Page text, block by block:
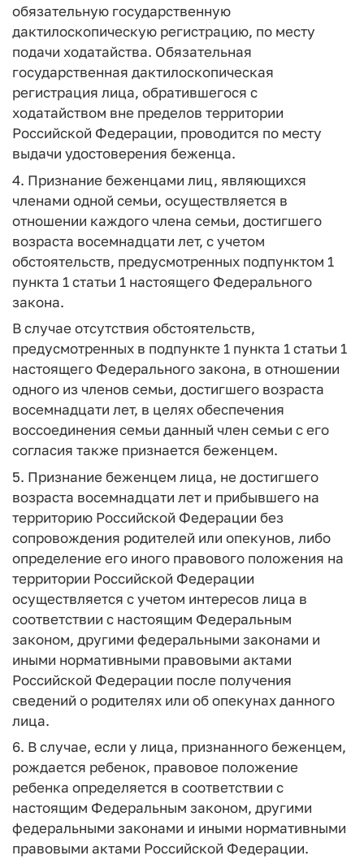
обязательную государственную
дактилоскопическую регистрацию, по месту
подачи ходатайства. Обязательная
государственная дактилоскопическая
регистрация лица, обратившегося с
ходатайством вне пределов территории
Российской Федерации, проводится по месту
выдачи удостоверения беженца.
4. Признание беженцами лиц, являющихся
членами одной семьи, осуществляется в
отношении каждого члена семьи, достигшего
возраста восемнадцати лет, с учетом
обстоятельств, предусмотренных подпунктом 1
пункта 1 статьи 1 настоящего Федерального
закона.
В случае отсутствия обстоятельств,
предусмотренных в подпункте 1 пункта 1 статьи 1
настоящего Федерального закона, в отношении
одного из членов семьи, достигшего возраста
восемнадцати лет, в целях обеспечения
воссоединения семьи данный член семьи с его
согласия также признается беженцем.
5. Признание беженцем лица, не достигшего
возраста восемнадцати лет и прибывшего на
территорию Российской Федерации без
сопровождения родителей или опекунов, либо
определение его иного правового положения на
территории Российской Федерации
осуществляется с учетом интересов лица в
соответствии с настоящим Федеральным
законом, другими федеральными законами и
иными нормативными правовыми актами
Российской Федерации после получения
сведений о родителях или об опекунах данного
лица.
6. В случае, если у лица, признанного беженцем,
рождается ребенок, правовое положение
ребенка определяется в соответствии с
настоящим Федеральным законом, другими
федеральными законами и иными нормативными
правовыми актами Российской Федерации.